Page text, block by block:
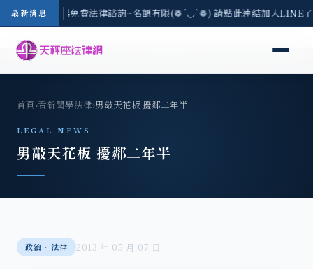
最新消息
-8/3(一) 現場免費法律諮詢~名額有限(❁´◡`❁) 請點此連結加入LINE
首頁›看新聞學法律›男敲天花板 擾鄰二年半
LEGAL NEWS
男敲天花板 擾鄰二年半
政治‧法律 2013 年 05 月 07 日